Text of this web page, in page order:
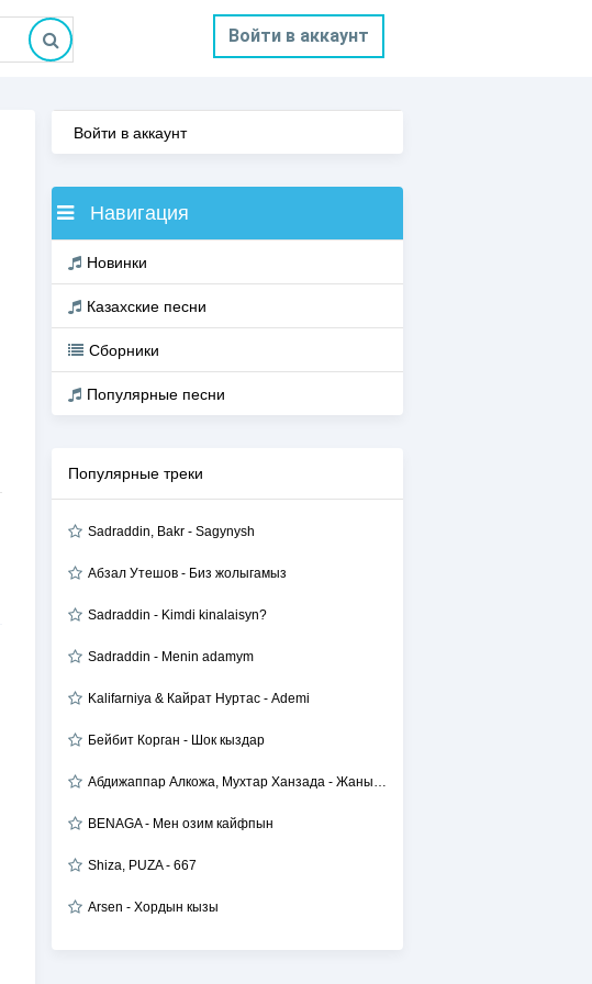
Войти в аккаунт
Войти в аккаунт
Навигация
Новинки
Казахские песни
Сборники
Популярные песни
Популярные треки
Sadraddin, Bakr - Sagynysh
Абзал Утешов - Биз жолыгамыз
Sadraddin - Kimdi kinalaisyn?
Sadraddin - Menin adamym
Kalifarniya & Кайрат Нуртас - Ademi
Бейбит Корган - Шок кыздар
Абдижаппар Алкожа, Мухтар Ханзада - Жаным сол
BENAGA - Мен озим кайфпын
Shiza, PUZA - 667
Arsen - Хордын кызы